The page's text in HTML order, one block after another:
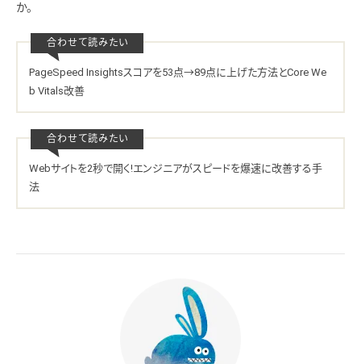
か。
PageSpeed Insightsスコアを53点→89点に上げた方法とCore We
b Vitals改善
Webサイトを2秒で開く!エンジニアがスピードを爆速に改善する手
法